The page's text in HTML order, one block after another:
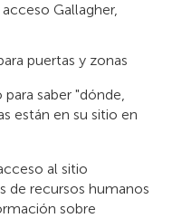
Gallagher,
puertas y zonas
saber "dónde,
están en su sitio en
al sitio
de recursos humanos
sobre